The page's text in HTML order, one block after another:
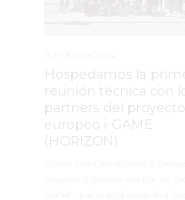
Hospedamos la
reunión técnica con
partners del proyecto
europeo i-GAME
(HORIZON)